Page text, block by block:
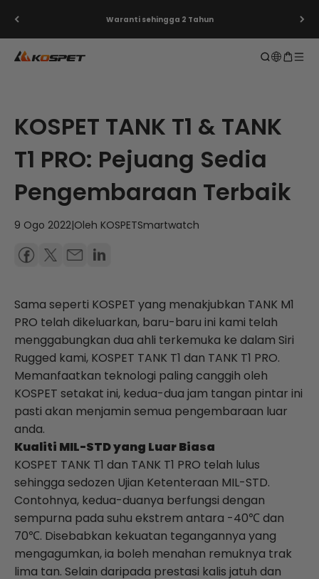
Waranti sehingga 2 Tahun
KOSPET Smartwatch Online Shop Buka carian
Buka
KOSPET TANK T1 & TANK
T1 PRO: Pejuang Sedia
Pengembaraan Terbaik
9 Ogo 2022|Oleh KOSPETSmartwatch
Sama seperti KOSPET yang menakjubkan TANK M1
PRO telah dikeluarkan, baru-baru ini kami telah
menggabungkan dua ahli terkemuka ke dalam Siri
Rugged kami, KOSPET TANK T1 dan TANK T1 PRO.
Memanfaatkan teknologi paling canggih oleh
KOSPET setakat ini, kedua-dua jam tangan pintar ini
pasti akan menjamin semua pengembaraan luar
anda.
Kualiti MIL-STD yang Luar Biasa
KOSPET TANK T1 dan TANK T1 PRO telah lulus
sehingga sedozen Ujian Ketenteraan MIL-STD.
Contohnya, kedua-duanya berfungsi dengan
sempurna pada suhu ekstrem antara -40℃ dan
70℃. Disebabkan kekuatan tegangannya yang
mengagumkan, ia boleh menahan remuknya trak
lima tan. Selain daripada prestasi kalis jatuh dan